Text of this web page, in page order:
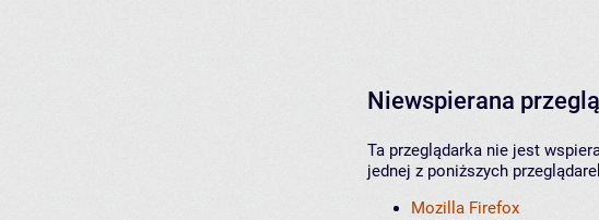
Niewspierana
Ta przeglądarka nie jest
jednej z poniższych
Mozilla Firefox